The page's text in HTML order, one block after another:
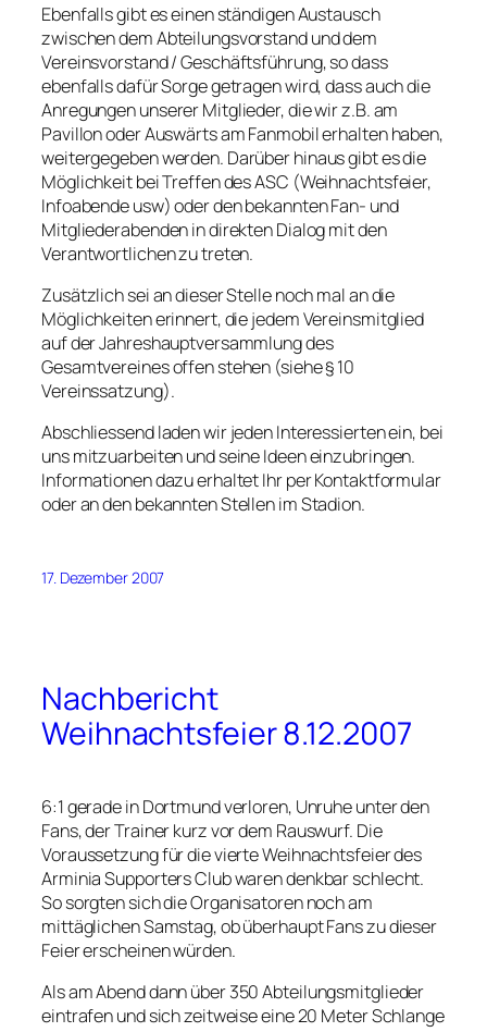
Ebenfalls gibt es einen ständigen Austausch
zwischen dem Abteilungsvorstand und dem
Vereinsvorstand / Geschäftsführung, so dass
ebenfalls dafür Sorge getragen wird, dass auch die
Anregungen unserer Mitglieder, die wir z.B. am
Pavillon oder Auswärts am Fanmobil erhalten haben,
weitergegeben werden. Darüber hinaus gibt es die
Möglichkeit bei Treffen des ASC (Weihnachtsfeier,
Infoabende usw) oder den bekannten Fan- und
Mitgliederabenden in direkten Dialog mit den
Verantwortlichen zu treten.
Zusätzlich sei an dieser Stelle noch mal an die
Möglichkeiten erinnert, die jedem Vereinsmitglied
auf der Jahreshauptversammlung des
Gesamtvereines offen stehen (siehe § 10
Vereinssatzung).
Abschliessend laden wir jeden Interessierten ein, bei
uns mitzuarbeiten und seine Ideen einzubringen.
Informationen dazu erhaltet Ihr per Kontaktformular
oder an den bekannten Stellen im Stadion.
17. Dezember 2007
Nachbericht
Weihnachtsfeier 8.12.2007
6:1 gerade in Dortmund verloren, Unruhe unter den
Fans, der Trainer kurz vor dem Rauswurf. Die
Voraussetzung für die vierte Weihnachtsfeier des
Arminia Supporters Club waren denkbar schlecht.
So sorgten sich die Organisatoren noch am
mittäglichen Samstag, ob überhaupt Fans zu dieser
Feier erscheinen würden.
Als am Abend dann über 350 Abteilungsmitglieder
eintrafen und sich zeitweise eine 20 Meter Schlange